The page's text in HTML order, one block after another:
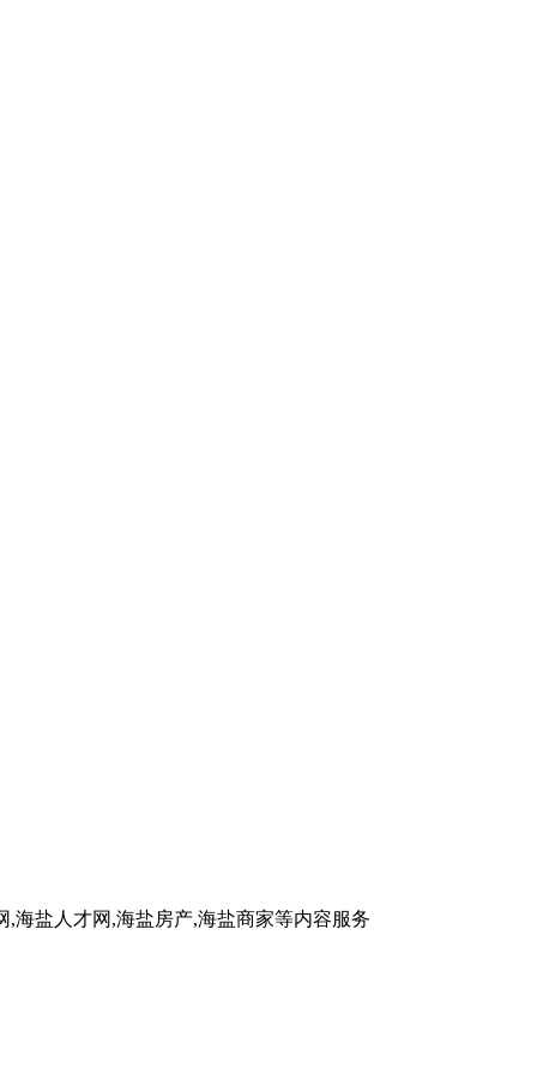
海盐人才网,海盐房产,海盐商家等内容服务